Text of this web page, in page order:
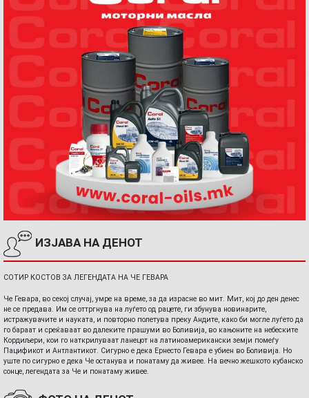
ИЗЈАВА НА ДЕНОТ
СОТИР КОСТОВ ЗА ЛЕГЕНДАТА НА ЧЕ ГЕВАРА
Че Гевара, во секој случај, умре на време, за да израсне во мит. Мит, кој до ден денес
не се предава. Им се оттргнува на луѓето од рацете, ги збунува новинарите,
истражувачите и науката, и повторно полетува преку Андите, како би могле луѓето да
го бараат и среќаваат во далеките прашуми во Боливија, во кањоните на небеските
Кордиљери, кои го наткрилуваат ланецот на латиноамерикански земји помеѓу
Пацификот и Антлантикот. Сигурно е дека Ернесто Гевара е убиен во Боливија. Но
уште по сигурно е дека Че останува и понатаму да живее. На вечно жешкото кубанско
сонце, легендата за Че и понатаму живее.